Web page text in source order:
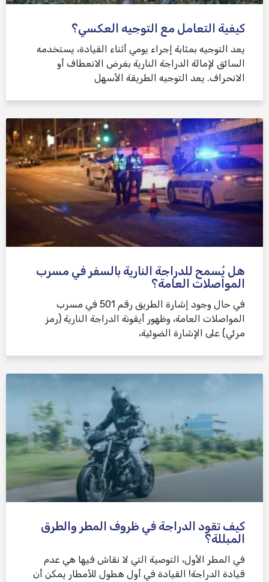
كيفية التعامل مع التوجيه العكسي؟
يعد التوجيه بمثابة إجراء يومي أثناء القيادة، يستخدمه
السائق لإمالة الدراجة النارية بغرض الانعطاف أو
الانحراف. يعد التوجيه الطريقة الأسهل
هل يُسمح للدراجة النارية بالسفر في مسرب
المواصلات العامة؟
في حال وجود إشارة الطريق رقم 501 في مسرب
المواصلات العامة، وظهور أيقونة الدراجة النارية (رمز
مرئي) على الإشارة الضوئية،
كيف تقود الدراجة في ظروف المطر والطرق
المبللة؟
في المطر الأول، التوصية التي لا نقاش فيها هي عدم
قيادة الدراجة! القيادة في أول هطول للأمطار يمكن أن